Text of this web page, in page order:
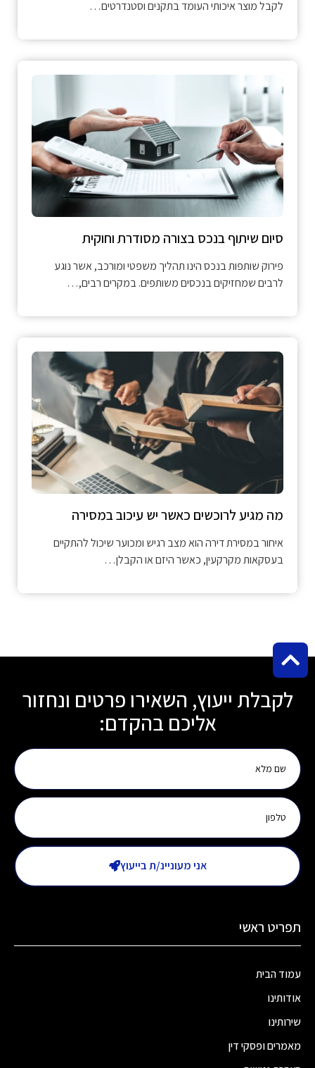
לקבל מוצר איכותי העומד בתקנים וסטנדרטים…
סיום שיתוף בנכס בצורה מסודרת וחוקית
פירוק שותפות בנכס הינו תהליך משפטי ומורכב, אשר נוגע
לרבים שמחזיקים בנכסים משותפים. במקרים רבים,…
מה מגיע לרוכשים כאשר יש עיכוב במסירה
איחור במסירת דירה הוא מצב רגיש ומכוער שיכול להתקיים
בעסקאות מקרקעין, כאשר היזם או הקבלן…
לקבלת ייעוץ, השאירו פרטים ונחזור
אליכם בהקדם:
אני מעוניינ/ת בייעוץ
תפריט ראשי
עמוד הבית
אודותינו
שירותינו
מאמרים ופסקי דין